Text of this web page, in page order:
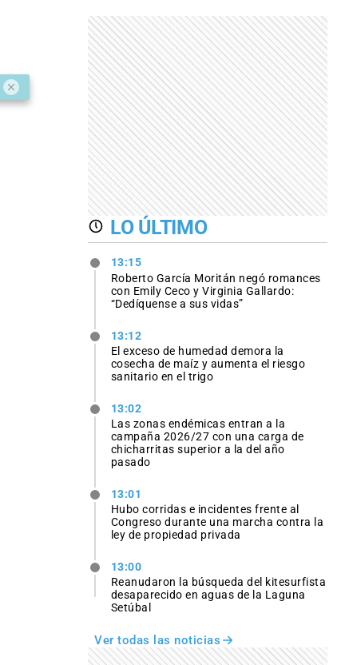
LO ÚLTIMO
13:15
Roberto García Moritán negó romances
con Emily Ceco y Virginia Gallardo:
“Dedíquense a sus vidas”
13:12
El exceso de humedad demora la
cosecha de maíz y aumenta el riesgo
sanitario en el trigo
13:02
Las zonas endémicas entran a la
campaña 2026/27 con una carga de
chicharritas superior a la del año
pasado
13:01
Hubo corridas e incidentes frente al
Congreso durante una marcha contra la
ley de propiedad privada
13:00
Reanudaron la búsqueda del kitesurfista
desaparecido en aguas de la Laguna
Setúbal
Ver todas las noticias